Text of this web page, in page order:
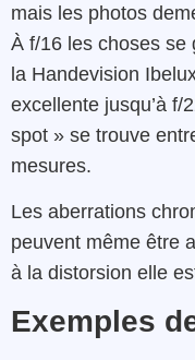
mais les photos
À f/16 les choses se
la Handevision
excellente jusqu’à f/
spot » se trouve
mesures.
Les aberrations
peuvent même être
à la distorsion elle
Exemples